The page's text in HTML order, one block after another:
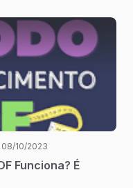
08/10/2023
Funciona? É